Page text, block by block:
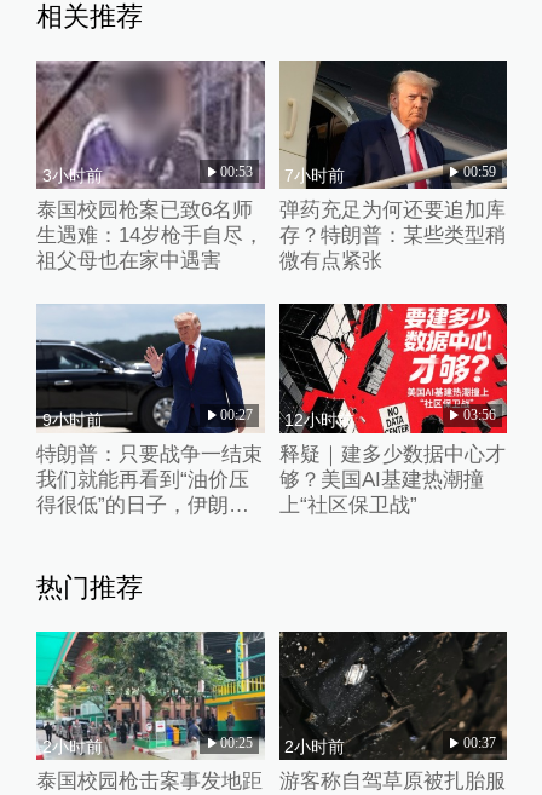
相关推荐
3小时前 00:53
泰国校园枪案已致6名师
生遇难：14岁枪手自尽，
祖父母也在家中遇害
7小时前 00:59
弹药充足为何还要追加库
存？特朗普：某些类型稍
微有点紧张
9小时前 00:27
特朗普：只要战争一结束
我们就能再看到“油价压
得很低”的日子，伊朗撑
12小时前 03:56
释疑｜建多少数据中心才
够？美国AI基建热潮撞
上“社区保卫战”
热门推荐
2小时前 00:25
泰国校园枪击案事发地距
2小时前 00:37
游客称自驾草原被扎胎服